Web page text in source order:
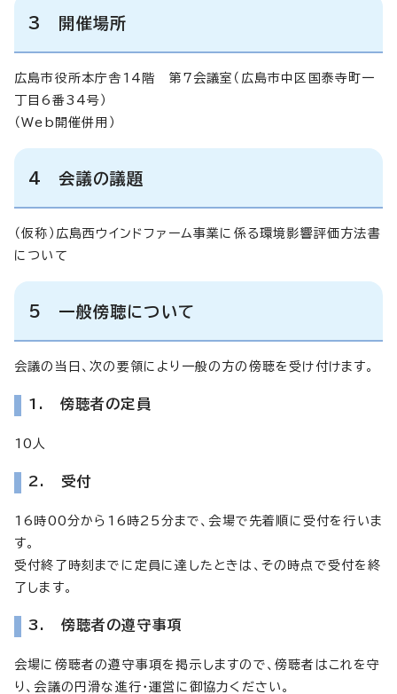
3 開催場所
広島市役所本庁舎14階 第7会議室（広島市中区国泰寺町一
丁目6番34号）
（Web開催併用）
4 会議の議題
（仮称）広島西ウインドファーム事業に係る環境影響評価方法書
について
5 一般傍聴について
会議の当日、次の要領により一般の方の傍聴を受け付けます。
1. 傍聴者の定員
10人
2. 受付
16時00分から16時25分まで、会場で先着順に受付を行いま
す。
受付終了時刻までに定員に達したときは、その時点で受付を終
了します。
3. 傍聴者の遵守事項
会場に傍聴者の遵守事項を掲示しますので、傍聴者はこれを守
り、会議の円滑な進行・運営に御協力ください。